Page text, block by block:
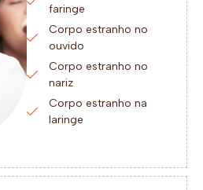
faringe
Corpo estranho no
ouvido
Corpo estranho no
nariz
Corpo estranho na
laringe